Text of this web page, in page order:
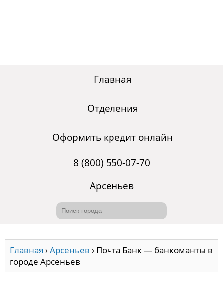
Главная
Отделения
Оформить кредит онлайн
8 (800) 550-07-70
Арсеньев
Главная ›Арсеньев › Почта Банк — банкоманты в
городе Арсеньев